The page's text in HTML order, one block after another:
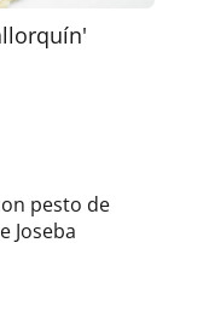
pesto de
Joseba